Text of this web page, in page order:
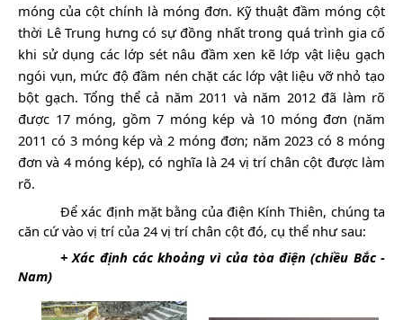
móng của cột chính là móng đơn. Kỹ thuật đầm móng cột
thời Lê Trung hưng có sự đồng nhất trong quá trình gia cố
khi sử dụng các lớp sét nâu đầm xen kẽ lớp vật liệu gạch
ngói vụn, mức độ đầm nén chặt các lớp vật liệu vỡ nhỏ tạo
bột gạch. Tổng thể cả năm 2011 và năm 2012 đã làm rõ
được 17 móng, gồm 7 móng kép và 10 móng đơn (năm
2011 có 3 móng kép và 2 móng đơn; năm 2023 có 8 móng
đơn và 4 móng kép), có nghĩa là 24 vị trí chân cột được làm
rõ.
Để xác định mặt bằng của điện Kính Thiên, chúng ta
căn cứ vào vị trí của 24 vị trí chân cột đó, cụ thể như sau:
+ Xác định các khoảng vì của tòa điện (chiều Bắc -
Nam)